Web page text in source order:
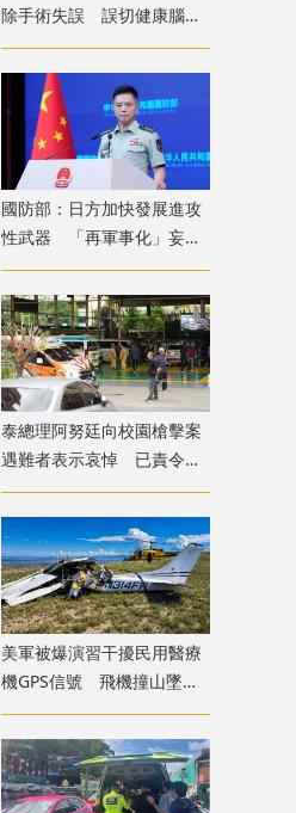
除手術失誤 誤切健康腦組
織致病患無法自主呼吸
國防部：日方加快發展進攻
性武器 「再軍事化」妄動
是地區和平穩定真正威脅
​泰總理阿努廷向校園槍擊案
遇難者表示哀悼 已責令展
開調查
美軍被爆演習干擾民用醫療
機GPS信號 飛機撞山墜毀
致4死